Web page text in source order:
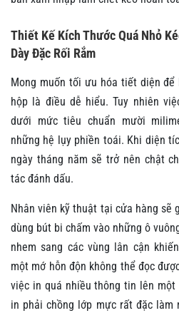
Thiết Kế Kích Thước Quá Nhỏ
Dày Đặc Rối Rắm
Mong muốn tối ưu hóa tiết diện
hộp là điều dễ hiểu. Tuy nhiên
dưới mức tiêu chuẩn mười
những hệ lụy phiền toái. Khi diện
ngày tháng năm sẽ trở nên chật
tác đánh dấu.
Nhân viên kỹ thuật tại cửa hàng sẽ
dùng bút bi chấm vào những ô
nhem sang các vùng lân cận
một mớ hỗn độn không thể đọc
việc in quá nhiều thông tin lên
in phải chồng lớp mực rất đặc